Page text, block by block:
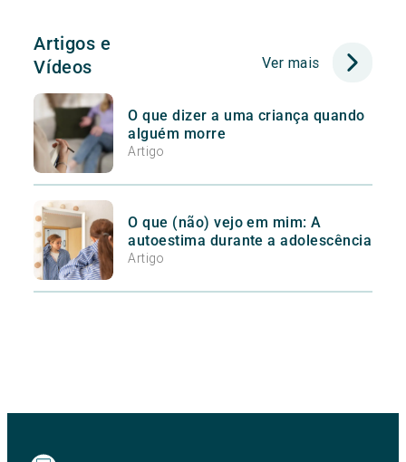
Artigos e
Vídeos
Ver mais
O que dizer a uma criança quando
alguém morre
Artigo
O que (não) vejo em mim: A
autoestima durante a adolescência
Artigo